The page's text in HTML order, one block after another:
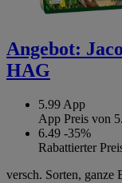
Angebot:
HAG
5.99 App
App Preis von
6.49 -35%
Rabattierter
versch. Sorten, ganze